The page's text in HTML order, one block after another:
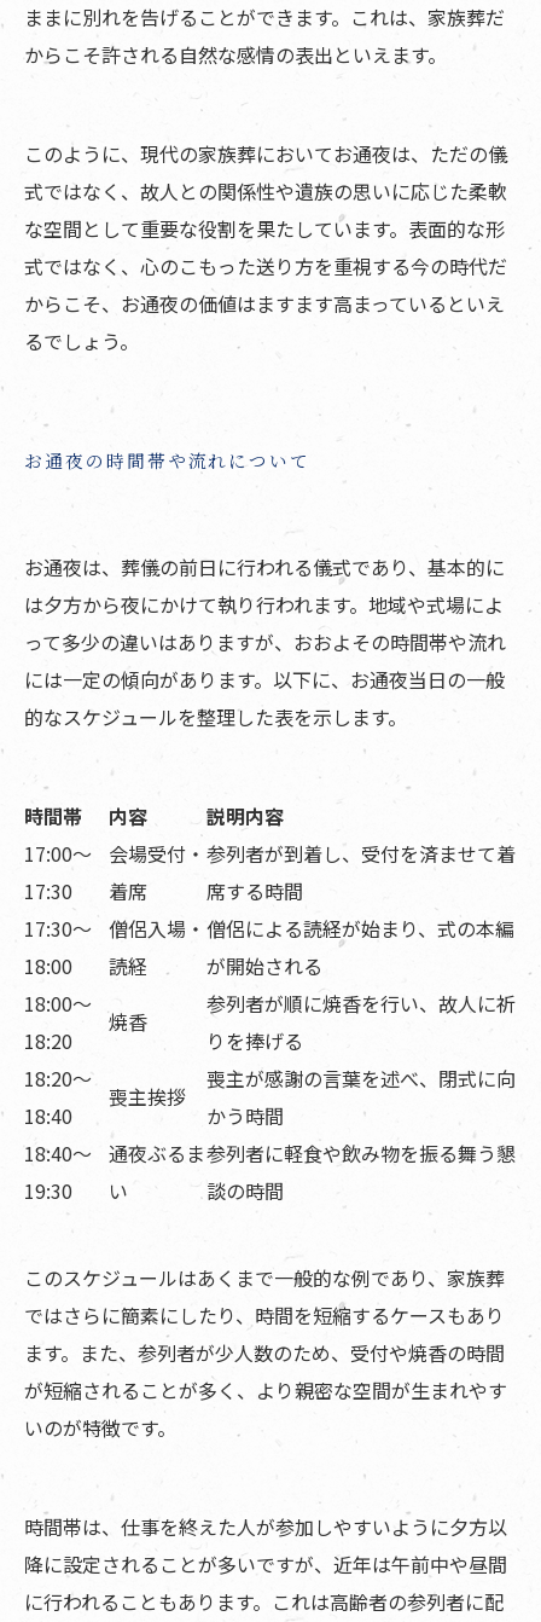
ままに別れを告げることができます。これは、家族葬だ
からこそ許される自然な感情の表出といえます。
このように、現代の家族葬においてお通夜は、ただの儀
式ではなく、故人との関係性や遺族の思いに応じた柔軟
な空間として重要な役割を果たしています。表面的な形
式ではなく、心のこもった送り方を重視する今の時代だ
からこそ、お通夜の価値はますます高まっているといえ
るでしょう。
お通夜の時間帯や流れについて
お通夜は、葬儀の前日に行われる儀式であり、基本的に
は夕方から夜にかけて執り行われます。地域や式場によ
って多少の違いはありますが、おおよその時間帯や流れ
には一定の傾向があります。以下に、お通夜当日の一般
的なスケジュールを整理した表を示します。
時間帯 内容
説明内容
17:00〜
17:30
会場受付・
着席
参列者が到着し、受付を済ませて着
席する時間
17:30〜
18:00
僧侶入場・
読経
僧侶による読経が始まり、式の本編
が開始される
18:00〜
18:20
焼香
参列者が順に焼香を行い、故人に祈
りを捧げる
18:20〜
18:40
喪主挨拶
喪主が感謝の言葉を述べ、閉式に向
かう時間
18:40〜
19:30
通夜ぶるま
い
参列者に軽食や飲み物を振る舞う懇
談の時間
このスケジュールはあくまで一般的な例であり、家族葬
ではさらに簡素にしたり、時間を短縮するケースもあり
ます。また、参列者が少人数のため、受付や焼香の時間
が短縮されることが多く、より親密な空間が生まれやす
いのが特徴です。
時間帯は、仕事を終えた人が参加しやすいように夕方以
降に設定されることが多いですが、近年は午前中や昼間
に行われることもあります。これは高齢者の参列者に配